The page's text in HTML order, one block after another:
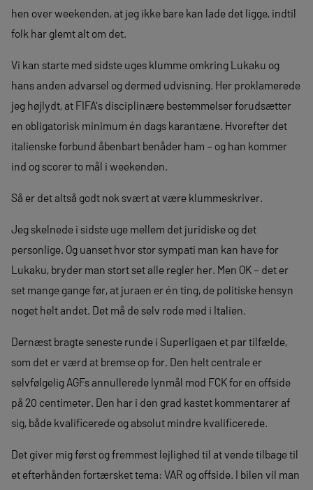
hen over weekenden, at jeg ikke bare kan lade det ligge, indtil
folk har glemt alt om det.
Vi kan starte med sidste uges klumme omkring Lukaku og
hans anden advarsel og dermed udvisning. Her proklamerede
jeg højlydt, at FIFA's disciplinære bestemmelser forudsætter
en obligatorisk minimum én dags karantæne. Hvorefter det
italienske forbund åbenbart benåder ham – og han kommer
ind og scorer to mål i weekenden.
Så er det altså godt nok svært at være klummeskriver.
Jeg skelnede i sidste uge mellem det juridiske og det
personlige. Og uanset hvor stor sympati man kan have for
Lukaku, bryder man stort set alle regler her. Men OK – det er
set mange gange før, at juraen er én ting, de politiske hensyn
noget helt andet. Det må de selv rode med i Italien.
Dernæst bragte seneste runde i Superligaen et par tilfælde,
som det er værd at bremse op for. Den helt centrale er
selvfølgelig AGFs annullerede lynmål mod FCK for en offside
på 20 centimeter. Den har i den grad kastet kommentarer af
sig, både kvalificerede og absolut mindre kvalificerede.
Det giver mig først og fremmest lejlighed til at vende tilbage til
et efterhånden fortærsket tema: VAR og offside. I bilen vil man